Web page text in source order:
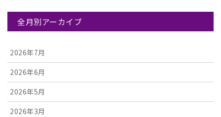
全月別アーカイブ
2026年7月
2026年6月
2026年5月
2026年3月